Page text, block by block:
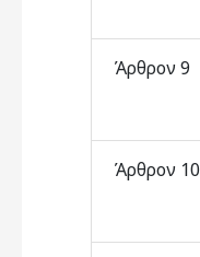
Άρθρον 9
Άρθρον 10